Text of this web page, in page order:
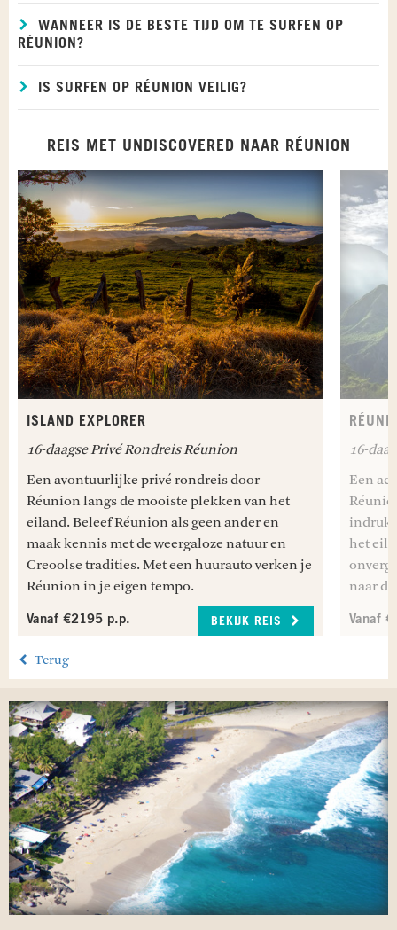
WANNEER IS DE BESTE TIJD OM TE SURFEN OP
RÉUNION?
IS SURFEN OP RÉUNION VEILIG?
REIS MET UNDISCOVERED NAAR RÉUNION
ISLAND EXPLORER
16-daagse Privé Rondreis Réunion
Een avontuurlijke privé rondreis door
Réunion langs de mooiste plekken van het
eiland. Beleef Réunion als geen ander en
maak kennis met de weergaloze natuur en
Creoolse tradities. Met een huurauto verken je
Réunion in je eigen tempo.
Vanaf €2195 p.p. BEKIJK REIS
16-
Een
het
naar
Vanaf
Terug